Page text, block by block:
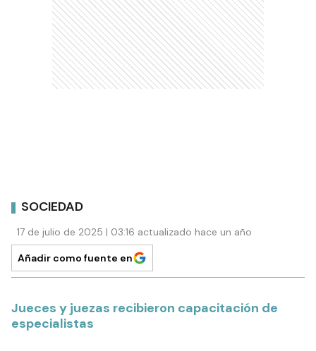
SOCIEDAD
17 de julio de 2025 | 03:16 actualizado hace un año
Añadir como fuente en
Jueces y juezas recibieron capacitación de
especialistas